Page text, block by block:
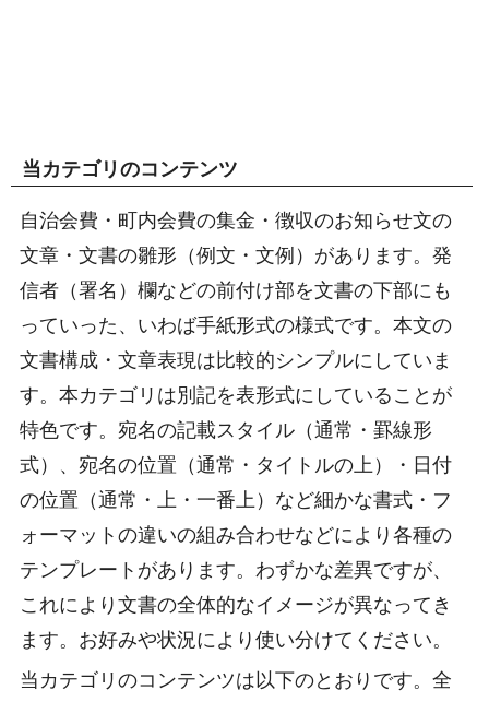
当カテゴリのコンテンツ
自治会費・町内会費の集金・徴収のお知らせ文の
文章・文書の雛形（例文・文例）があります。発
信者（署名）欄などの前付け部を文書の下部にも
っていった、いわば手紙形式の様式です。本文の
文書構成・文章表現は比較的シンプルにしていま
す。本カテゴリは別記を表形式にしていることが
特色です。宛名の記載スタイル（通常・罫線形
式）、宛名の位置（通常・タイトルの上）・日付
の位置（通常・上・一番上）など細かな書式・フ
ォーマットの違いの組み合わせなどにより各種の
テンプレートがあります。わずかな差異ですが、
これにより文書の全体的なイメージが異なってき
ます。お好みや状況により使い分けてください。
当カテゴリのコンテンツは以下のとおりです。全